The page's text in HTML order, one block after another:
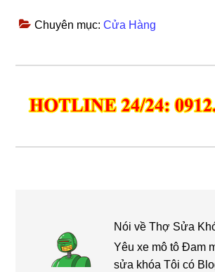
Chuyên mục:Cửa Hàng
Nói vềThợ Sửa
Yêu xe mô tô Đam
sửa khóa Tôi có